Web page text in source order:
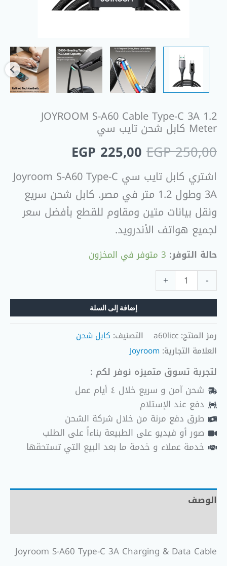
JOYROOM S-A60 Cable Type-C 3A 1.2
Meter كابل شحن تايب سي
EGP250,00
EGP 225,00
اشتري كابل تايب سي Joyroom S-A60 Type-C
3A وطول 1.2 متر في مصر. كابل شحن سريع
ونقل بيانات متين ومقاوم للقطع بأفضل سعر
لجميع هواتف الأندرويد.
حالة التوفر: 3 متوفر في المخزون
-
+
إضافة إلى السلة
رمز المنتج: a60licc التصنيف: كابل شحن
العلامة التجارية: Joyroom
لتجربة تسوق متميزه نوفر لكم :
شحن آمن و سريع خلال ٤ أيام عمل
دفع عند الإستلام
طرق دفع مرنة من خلال شركة الشحن
صور أو فيديو على الطبيعة بناءاً على الطلب
خدمة عملاء و خدمة ما بعد البيع التي تستحقها
الوصف
Joyroom S-A60 Type-C 3A Charging & Data Cable